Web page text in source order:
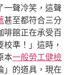
一聲冷笑，這聲
甚至都符合三分
啡館正在承受百
準！」這時，
本一般勞工健檢
」的道具，現在